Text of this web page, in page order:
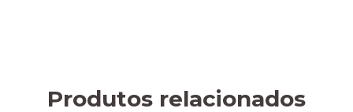
Produtos relacionados